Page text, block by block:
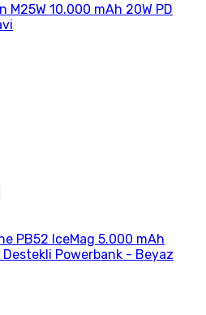
M25W 10.000 mAh 20W PD
PB52 IceMag 5.000 mAh
Powerbank - Beyaz